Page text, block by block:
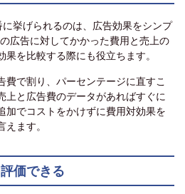
挙げられるのは、広告効果をシンプ
広告に対してかかった費用と売上の
を比較する際にも役立ちます。
費で割り、パーセンテージに直すこ
上と広告費のデータがあればすぐに
加でコストをかけずに費用対効果を
ます。
価できる